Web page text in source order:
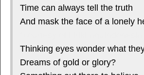
Time can always tell the truth
And mask the face of a lonely
Thinking eyes wonder what
Dreams of gold or glory?